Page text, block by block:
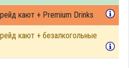
кают + Premium Drinks
кают + безалкогольные